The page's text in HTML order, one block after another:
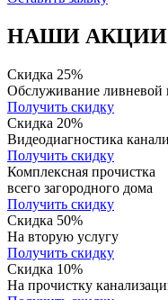
НАШИ АКЦИИ
Скидка 25%
Обслуживание ливневой
Получить скидку
Скидка 20%
Видеодиагностика
Получить скидку
Комплексная прочистка
всего загородного дома
Получить скидку
Скидка 50%
На вторую услугу
Получить скидку
Скидка 10%
На прочистку